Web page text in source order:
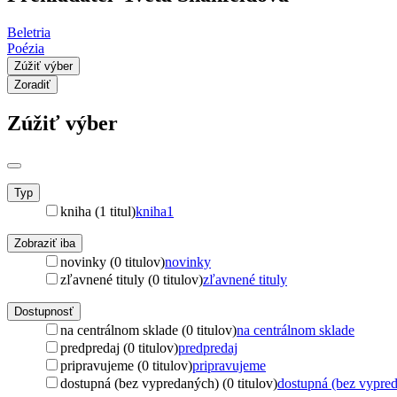
Beletria
Poézia
Zúžiť výber
Zoradiť
Zúžiť výber
Typ
kniha (1 titul)kniha1
Zobraziť iba
novinky (0 titulov)novinky
zľavnené tituly (0 titulov)zľavnené tituly
Dostupnosť
na centrálnom sklade (0 titulov)na centrálnom sklade
predpredaj (0 titulov)predpredaj
pripravujeme (0 titulov)pripravujeme
dostupná (bez vypredaných) (0 titulov)dostupná (bez